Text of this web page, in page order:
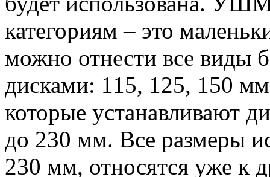
категориям – это
можно отнести все виды
дисками: 115, 125, 150
которые устанавливают
до 230 мм. Все размеры
230 мм, относятся уже к